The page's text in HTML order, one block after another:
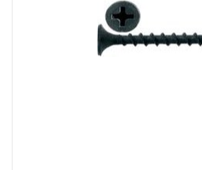
Электроды и проволока